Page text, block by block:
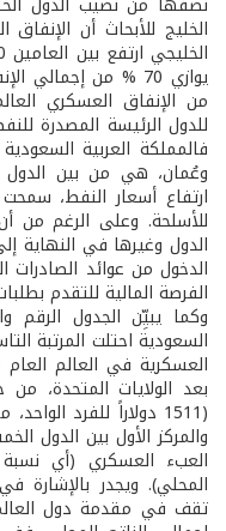
الخليج للأبحاث أن
من الإنفاق العسكري
للدول الرئيسة المصدرة
فالمملكة العربية السعودية
وعُمان، هي من بين الدول
ارتفاع أسعار النفط،
للأسلحة. وعلى الرغم من
الدول وغيرها في النهاية
الدخول من عوائد الصادرات
الفرصة المالية للتقدم
وكما يبيِّن الجدول الرقم
السعودية احتلت المرتبة
بعد الولايات المتحدة،
والمركز الأول بين الدول
العبء العسكري (أي نسبة
المحلي). ويجدر بالإشارة
تقف في مقدمة دول